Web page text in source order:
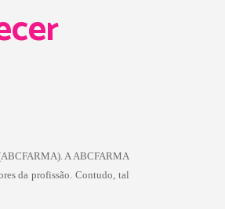
A ABCFARMA
da profissão. Contudo, tal